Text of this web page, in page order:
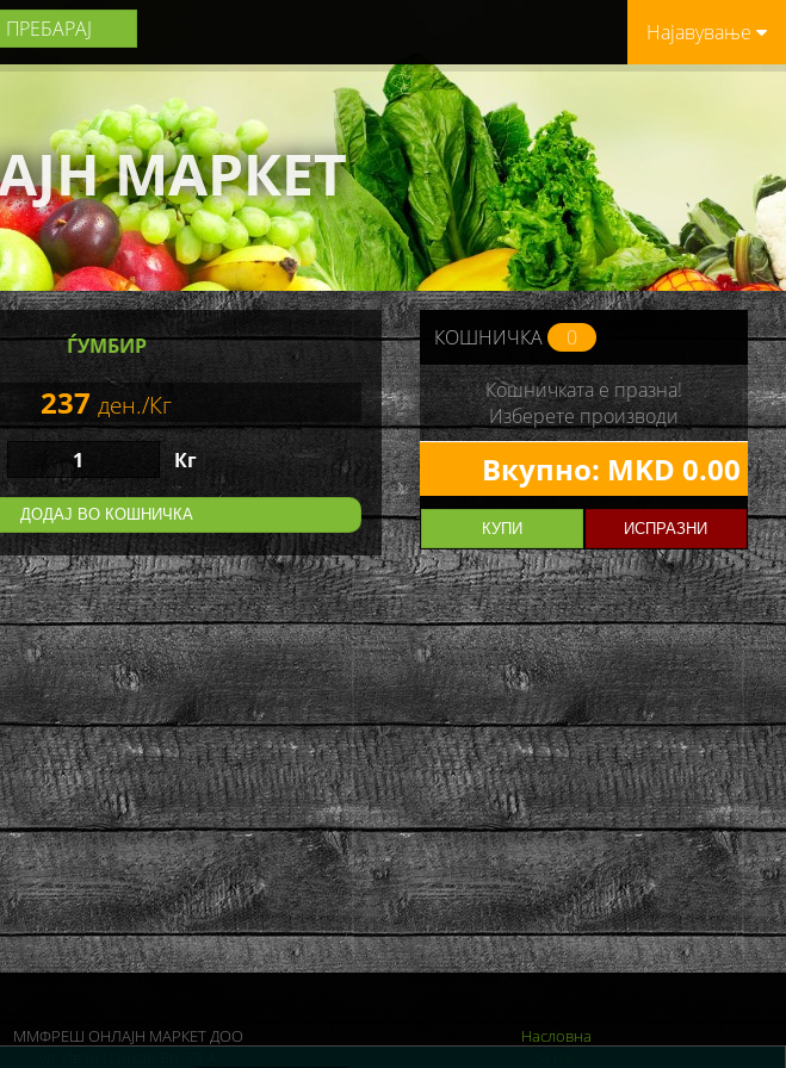
Најавување
МАРКЕТ
ЃУМБИР
237 ден./Кг
Кг
ДОДАЈ ВО КОШНИЧКА
КОШНИЧКА
0
Кошничката е празна!
Изберете производи
Вкупно: MKD 0.00
КУПИ ИСПРАЗНИ
ММФРЕШ ОНЛАЈН МАРКЕТ ДОО
Насловна